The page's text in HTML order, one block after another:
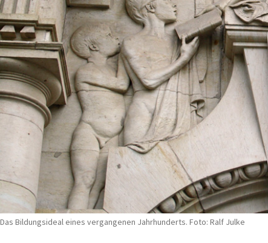
Das Bildungsideal eines vergangenen Jahrhunderts. Foto: Ralf Julke